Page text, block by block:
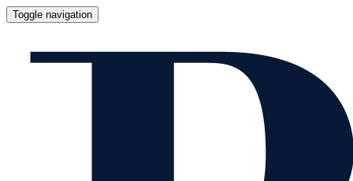
Toggle navigation